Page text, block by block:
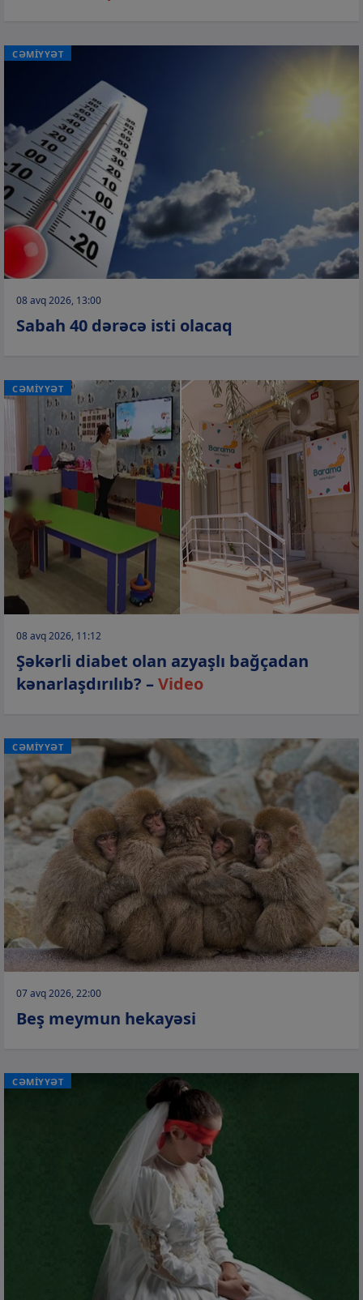
CƏMİYYƏT
08 avq 2026, 13:00
Sabah 40 dərəcə isti olacaq
CƏMİYYƏT
08 avq 2026, 11:12
Şəkərli diabet olan azyaşlı bağçadan
kənarlaşdırılıb? –Video
CƏMİYYƏT
07 avq 2026, 22:00
Beş meymun hekayəsi
CƏMİYYƏT